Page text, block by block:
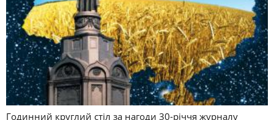
Годинний круглий стіл за нагоди 30-річчя журналу